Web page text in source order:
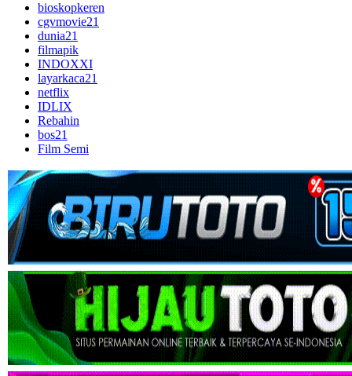
bioskopkeren
cgvmovie21
dunia21
filmapik
INDOXXI
layarkaca21
netflix
IDLIX
Rebahin
bos21
Film Semi